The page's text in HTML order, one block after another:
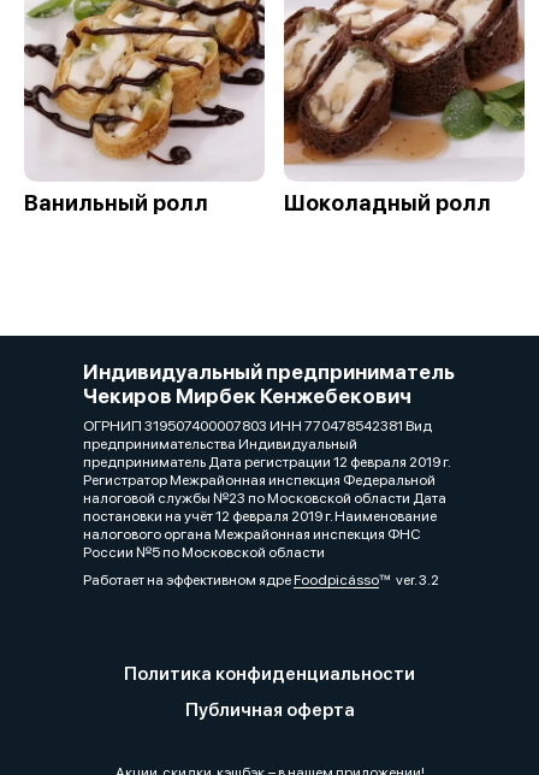
Ванильный ролл Шоколадный ролл
Индивидуальный предприниматель
Чекиров Мирбек Кенжебекович
ОГРНИП 319507400007803 ИНН 770478542381 Вид
предпринимательства Индивидуальный
предприниматель Дата регистрации 12 февраля 2019 г.
Регистратор Межрайонная инспекция Федеральной
налоговой службы №23 по Московской области Дата
постановки на учёт 12 февраля 2019 г. Наименование
налогового органа Межрайонная инспекция ФНС
России №5 по Московской области
Работает на эффективном ядреFoodpicássover. 3.2
Политика конфиденциальности
Публичная оферта